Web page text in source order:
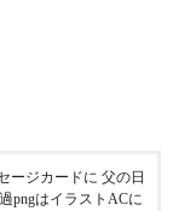
ージカードに 父の日
pngはイラストACに